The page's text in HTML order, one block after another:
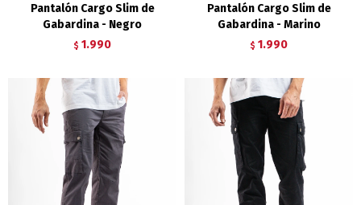
Pantalón Cargo Slim de
Gabardina - Negro
$ 1.990
Pantalón Cargo Slim de
Gabardina - Marino
$ 1.990